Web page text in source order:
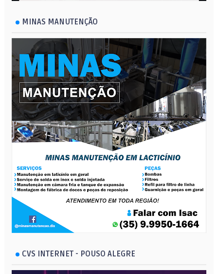
MINAS MANUTENÇÃO
CVS INTERNET - POUSO ALEGRE